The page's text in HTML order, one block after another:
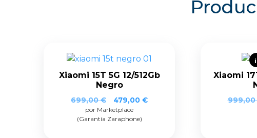
Xiaomi 15T 5G 12/512Gb
Negro
699,00€
El
precio
original
479,00 €El
por Marketplace
(Garantía Zaraphone)
Xiaomi
999,00